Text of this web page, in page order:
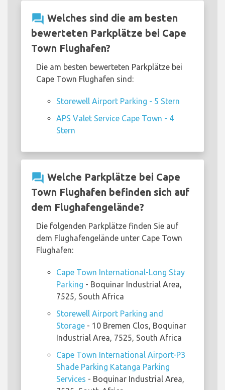
question_answer Welches sind die am besten
bewerteten Parkplätze bei Cape
Town Flughafen?
Die am besten bewerteten Parkplätze bei
Cape Town Flughafen sind:
Storewell Airport Parking - 5 Stern
APS Valet Service Cape Town - 4
Stern
question_answer Welche Parkplätze bei Cape
Town Flughafen befinden sich auf
dem Flughafengelände?
Die folgenden Parkplätze finden Sie auf
dem Flughafengelände unter Cape Town
Flughafen:
Cape Town International-Long Stay
Parking - Boquinar Industrial Area,
7525, South Africa
Storewell Airport Parking and
Storage - 10 Bremen Clos, Boquinar
Industrial Area, 7525, South Africa
Cape Town International Airport-P3
Shade Parking Katanga Parking
Services - Boquinar Industrial Area,